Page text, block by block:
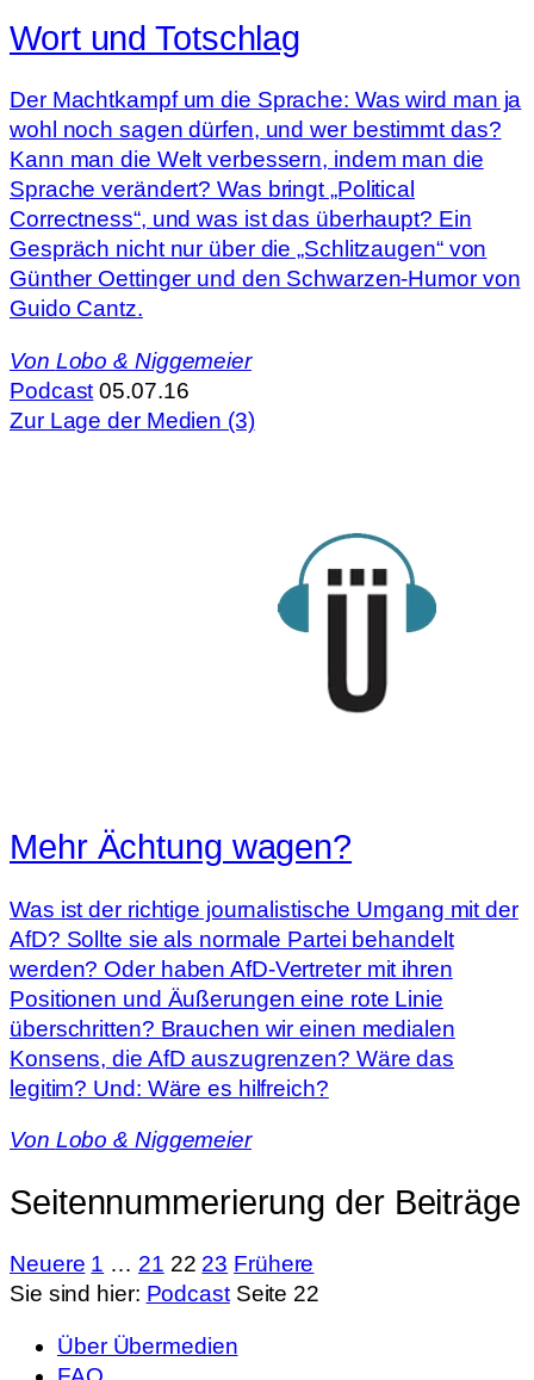
Wort und Totschlag
Der Machtkampf um die Sprache: Was wird man ja
wohl noch sagen dürfen, und wer bestimmt das?
Kann man die Welt verbessern, indem man die
Sprache verändert? Was bringt „Political
Correctness“, und was ist das überhaupt? Ein
Gespräch nicht nur über die „Schlitzaugen“ von
Günther Oettinger und den Schwarzen-Humor von
Guido Cantz.
Von Lobo & Niggemeier
Podcast 05.07.16
Zur Lage der Medien (3)
Mehr Ächtung wagen?
Was ist der richtige journalistische Umgang mit der
AfD? Sollte sie als normale Partei behandelt
werden? Oder haben AfD-Vertreter mit ihren
Positionen und Äußerungen eine rote Linie
überschritten? Brauchen wir einen medialen
Konsens, die AfD auszugrenzen? Wäre das
legitim? Und: Wäre es hilfreich?
Von Lobo & Niggemeier
Seitennummerierung der Beiträge
Neuere 1 … 21 22 23 Frühere
Sie sind hier: Podcast Seite 22
Über Übermedien